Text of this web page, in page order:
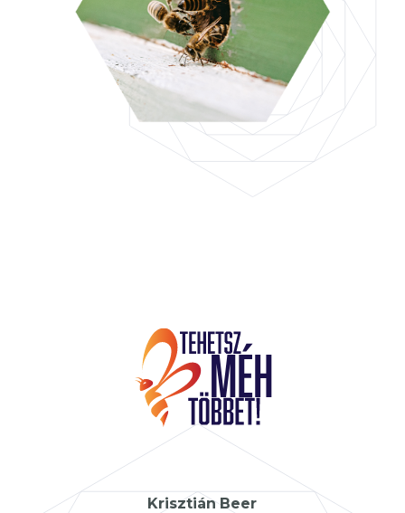
Krisztián Beer